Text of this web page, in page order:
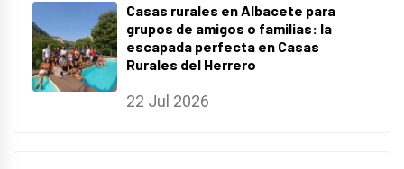
Casas rurales en Albacete para
grupos de amigos o familias: la
escapada perfecta en Casas
Rurales del Herrero
22 Jul 2026